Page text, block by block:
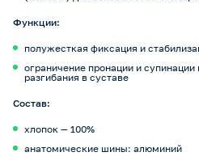
Функции:
полужесткая фиксация и
ограничение пронации и
разгибания в суставе
Состав:
хлопок — 100%
анатомические шины: алюминий